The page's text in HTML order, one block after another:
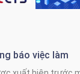
báo việc làm